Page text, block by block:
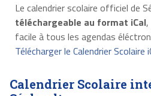
Le calendrier scolaire officiel de
téléchargeable au format iCal,
facile à tous les agendas
Télécharger le Calendrier Scolaire
Calendrier Scolaire